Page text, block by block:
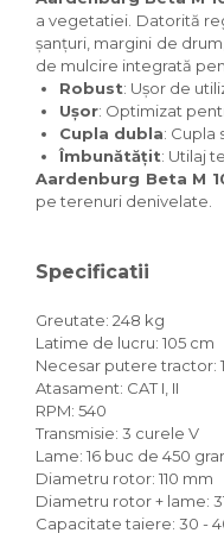
Accesorii dumpere
Benzi transportoare
Cupe transport
Incarcatoare
Incarcatoare
rotative
Motostivuitoare
Remorci
Agricultural trailers
Remorci Tehnologice
Sisteme spalat
Transpaleti si
Trolii forestiere
a vegetatiei. Datorită
șanțuri, margini de
de mulcire integrată
Robust: Ușor de
Ușor: Optimizat
Cupla dubla: Cupla
Îmbunătățit: Utilaj
Aardenburg Beta M
pe terenuri denivelate.
Specificatii
Greutate: 248 kg
Latime de lucru: 105 cm
Necesar putere tractor:
Atasament: CAT I, II
RPM: 540
Transmisie: 3 curele V
Lame: 16 buc de 450
Diametru rotor: 110 mm
Diametru rotor + lame:
Capacitate taiere: 30 -